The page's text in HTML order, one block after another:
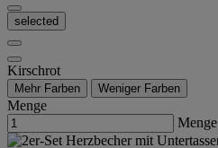
selected
Kirschrot
Mehr Farben Weniger Farben
Menge
Menge